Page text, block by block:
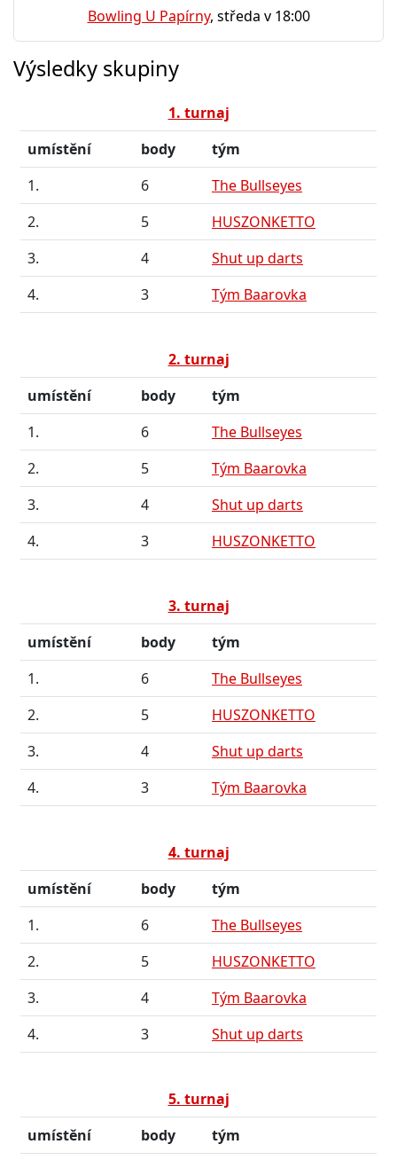
Bowling U Papírny, středa v 18:00
Výsledky skupiny
1. turnaj
umístění
body
tým
1.
6
The Bullseyes
2.
5
HUSZONKETTO
3.
4
Shut up darts
4.
3 Tým Baarovka
2. turnaj
umístění
body
tým
1.
6
The Bullseyes
2.
5
Tým Baarovka
3.
4
Shut up darts
4.
3 HUSZONKETTO
3. turnaj
umístění
body
tým
1.
6
The Bullseyes
2.
5
HUSZONKETTO
3.
4
Shut up darts
4.
3 Tým Baarovka
4. turnaj
umístění
body
tým
1.
6
The Bullseyes
2.
5
HUSZONKETTO
3.
4
Tým Baarovka
4.
3 Shut up darts
5. turnaj
umístění
body
tým